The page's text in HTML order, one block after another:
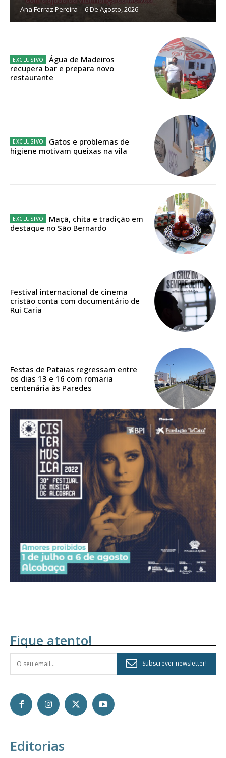
Sendo assinante terá acesso a todos os conteúdos exclusivos e versões
12 meses
Edição em papel entregue à Quinta-feira em sua
Acesso ao conteúdo online
Acesso aos conteúdos Exclusivos para
16€
Acesso ao conteúdo online
Acesso aos conteúdos Exclusivos para
assinantes
Ofertas para assinatura anual
Escolha o plano
Ana Ferraz Pereira - 6 De Agosto, 2026
Água de Madeiros
recupera bar e prepara novo
restaurante
Gatos e problemas de
higiene motivam queixas na vila
Maçã, chita e tradição em
destaque no São Bernardo
Festival internacional de cinema
cristão conta com documentário de
Rui Caria
Festas de Pataias regressam entre
os dias 13 e 16 com romaria
centenária às Paredes
Fique atento!
Subscrever newsletter!
Editorias